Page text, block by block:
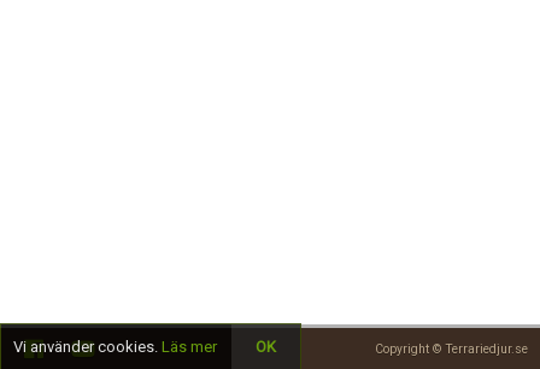
Copyright © Terrariedjur.se
Vi använder cookies. Läs mer OK